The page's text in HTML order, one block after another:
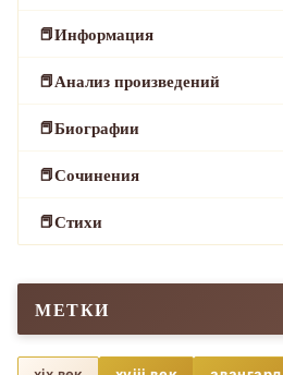
Информация
Анализ произведений
Биографии
Сочинения
Стихи
МЕТКИ